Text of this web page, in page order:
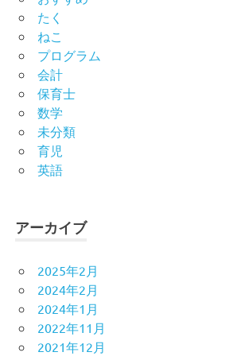
たく
ねこ
プログラム
会計
保育士
数学
未分類
育児
英語
アーカイブ
2025年2月
2024年2月
2024年1月
2022年11月
2021年12月